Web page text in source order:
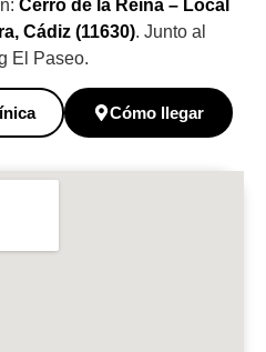
Cerro de la Reina – Local
Cádiz (11630). Junto al
El Paseo.
Cómo llegar